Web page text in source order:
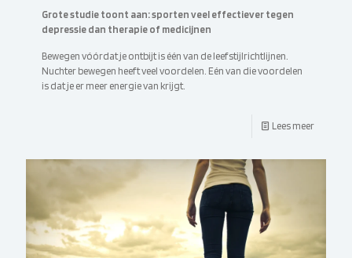
Grote studie toont aan: sporten veel effectiever tegen
depressie dan therapie of medicijnen
Bewegen vóórdat je ontbijt is één van de leefstijlrichtlijnen.
Nuchter bewegen heeft veel voordelen. Eén van die voordelen
is dat je er meer energie van krijgt.
Lees meer